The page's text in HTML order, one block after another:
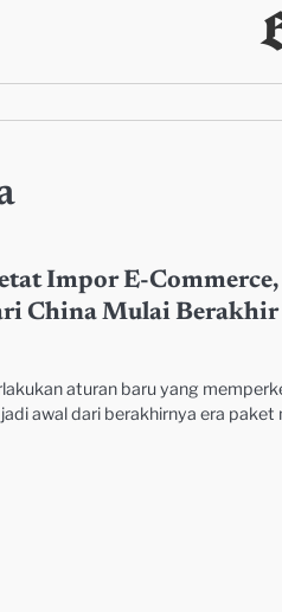
Impor E-Commerce,
China Mulai Berakhir
aturan baru yang
awal dari berakhirnya era paket